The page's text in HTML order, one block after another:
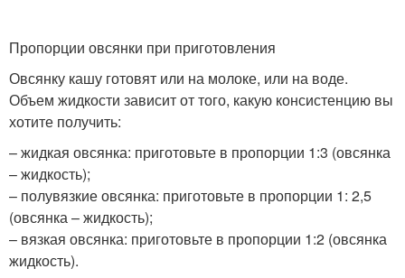
Пропорции овсянки при приготовления
Овсянку кашу готовят или на молоке, или на воде.
Объем жидкости зависит от того, какую консистенцию вы
хотите получить:
– жидкая овсянка: приготовьте в пропорции 1:3 (овсянка
– жидкость);
– полувязкие овсянка: приготовьте в пропорции 1: 2,5
(овсянка – жидкость);
– вязкая овсянка: приготовьте в пропорции 1:2 (овсянка
жидкость).